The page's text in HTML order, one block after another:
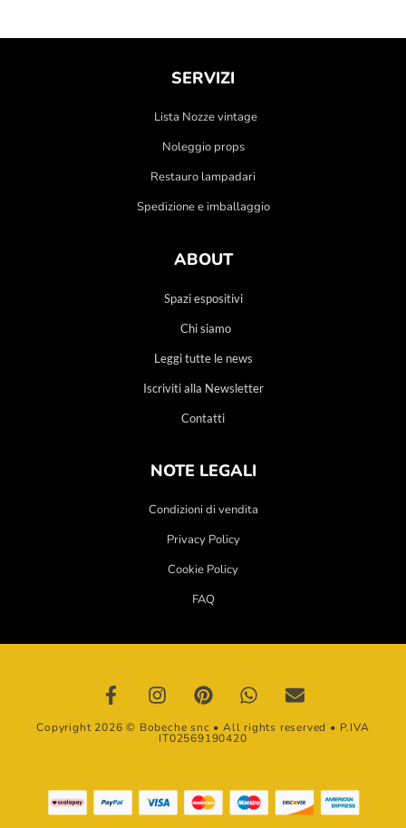
SERVIZI
Lista Nozze vintage
Noleggio props
Restauro lampadari
Spedizione e imballaggio
ABOUT
Spazi espositivi
Chi siamo
Leggi tutte le news
Iscriviti alla Newsletter
Contatti
NOTE LEGALI
Condizioni di vendita
Privacy Policy
Cookie Policy
FAQ
Copyright 2026 © Bobeche snc • All rights reserved • P.IVA
IT02569190420